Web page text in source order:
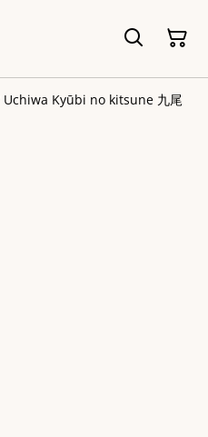
Uchiwa Kyūbi no kitsune 九尾